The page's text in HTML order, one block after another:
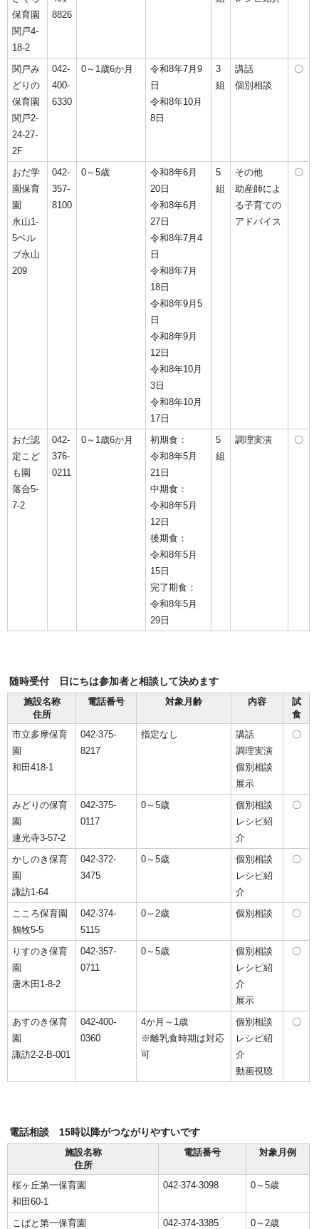
保育園
関戸4-
18-2
8826
関戸み
どりの
保育園
関戸2-
24-27-
2F
042-
400-
6330
0～1歳6か月
令和8年7月9
日
令和8年10月
8日
3
組
講話
個別相談
〇
おだ学
園保育
園
永山1-
5ベル
ブ永山
209
042-
357-
8100
0～5歳
令和8年6月
20日
令和8年6月
27日
令和8年7月4
日
令和8年7月
18日
令和8年9月5
日
令和8年9月
12日
令和8年10月
3日
令和8年10月
17日
5
組
その他
助産師によ
る子育ての
アドバイス
〇
おだ認
定こど
も園
落合5-
7-2
042-
376-
0211
0～1歳6か月
初期食：
令和8年5月
21日
中期食：
令和8年5月
12日
後期食：
令和8年5月
15日
完了期食：
令和8年5月
29日
5
組
調理実演 〇
随時受付 日にちは参加者と相談して決めます
施設名称
住所
電話番号 対象月齢 内容
試
食
市立多摩保育
園
和田418-1
042-375-
8217
指定なし
講話
調理実演
個別相談
展示
〇
みどりの保育
園
連光寺3-57-2
042-375-
0117
0～5歳
個別相談
レシピ紹
介
〇
かしのき保育
園
諏訪1-64
042-372-
3475
0～5歳
個別相談
レシピ紹
介
〇
こころ保育園
鶴牧5-5
042-374-
5115
0～2歳 個別相談 〇
りすのき保育
園
唐木田1-8-2
042-357-
0711
0～5歳
個別相談
レシピ紹
介
展示
〇
あすのき保育
園
諏訪2-2-B-001
042-400-
0360
4か月～1歳
※離乳食時期は対応
可
個別相談
レシピ紹
介
動画視聴
〇
電話相談 15時以降がつながりやすいです
施設名称
住所
電話番号 対象月例
桜ヶ丘第一保育園
和田60-1
042-374-3098 0～5歳
こばと第一保育園
042-374-3385 0～2歳